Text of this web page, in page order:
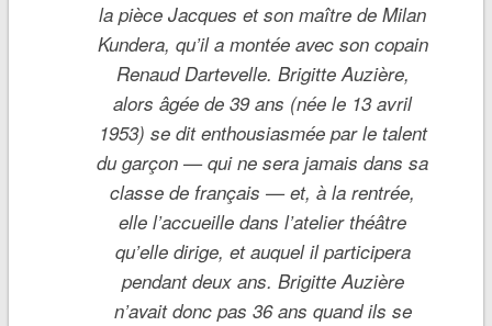
la pièce Jacques et son maître de Milan
Kundera, qu’il a montée avec son copain
Renaud Dartevelle. Brigitte Auzière,
alors âgée de 39 ans (née le 13 avril
1953) se dit enthousiasmée par le talent
du garçon — qui ne sera jamais dans sa
classe de français — et, à la rentrée,
elle l’accueille dans l’atelier théâtre
qu’elle dirige, et auquel il participera
pendant deux ans. Brigitte Auzière
n’avait donc pas 36 ans quand ils se